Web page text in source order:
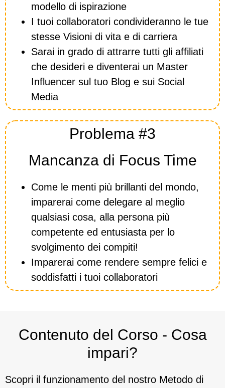
modello di ispirazione
I tuoi collaboratori condivideranno le tue
stesse Visioni di vita e di carriera
Sarai in grado di attrarre tutti gli affiliati
che desideri e diventerai un Master
Influencer sul tuo Blog e sui Social
Media
Problema #3
Mancanza di Focus Time
Come le menti più brillanti del mondo,
imparerai come delegare al meglio
qualsiasi cosa, alla persona più
competente ed entusiasta per lo
svolgimento dei compiti!
Imparerai come rendere sempre felici e
soddisfatti i tuoi collaboratori
Contenuto del Corso - Cosa
impari?
Scopri il funzionamento del nostro Metodo di